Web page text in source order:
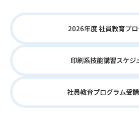
2026年度 社員教育プ
印刷系技能講習スケジ
社員教育プログラム受